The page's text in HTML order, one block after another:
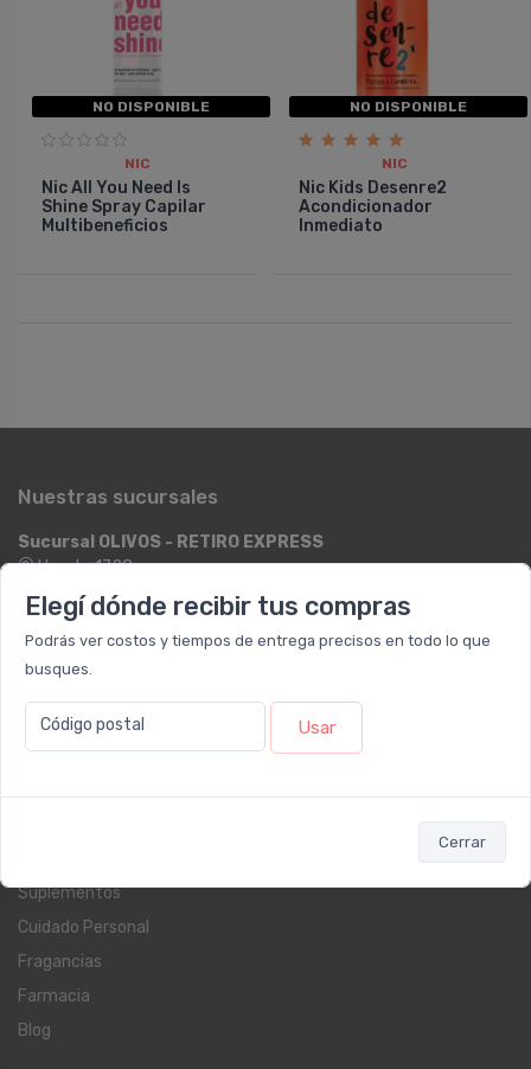
Elegí dónde recibir tus compras
Podrás ver costos y tiempos de entrega precisos en todo lo que
busques.
Código postal Usar
Cerrar
NO DISPONIBLE
NIC
Nic All You Need Is
Shine Spray Capilar
Multibeneficios
NO DISPONIBLE
NIC
Nic Kids Desenre2
Acondicionador
Inmediato
Nuestras sucursales
Sucursal OLIVOS - RETIRO EXPRESS
Ugarte 1728
Lun - Vie 09:00 a 12:00 y de 12:30 a 17:00 / Sáb: 09:00 a 14:00
Sucursal RECOLETA
Larrea 1249
Suplementos
Cuidado Personal
Fragancias
Farmacia
Blog